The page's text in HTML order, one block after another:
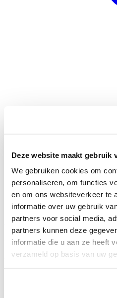
Deze website maakt gebruik
We gebruiken cookies om
personaliseren, om functies
en om ons websiteverkeer te
informatie over uw gebruik
partners voor social media,
partners kunnen deze
informatie die u aan ze heeft
verzameld op basis van uw
Waarom Merius
Hoe werkt ons
Werken bij Merius
Veelgestelde vragen
Contact
Inloggen
Van Dongen
Dongen